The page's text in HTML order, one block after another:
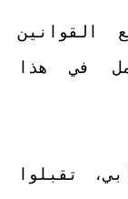
القوانين
في هذا
تقبلوا